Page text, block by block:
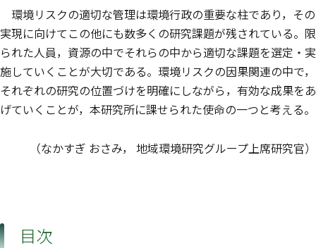
環境リスクの適切な管理は環境行政の重要な柱であり，その
実現に向けてこの他にも数多くの研究課題が残されている。限
られた人員，資源の中でそれらの中から適切な課題を選定・実
施していくことが大切である。環境リスクの因果関連の中で，
それぞれの研究の位置づけを明確にしながら，有効な成果をあ
げていくことが，本研究所に課せられた使命の一つと考える。
（なかすぎ おさみ， 地域環境研究グループ上席研究官）
目次